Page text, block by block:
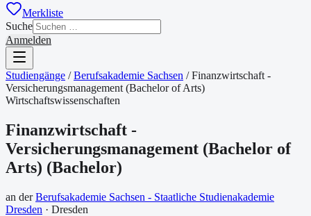
Merkliste
Suche
Anmelden
Studiengänge / Berufsakademie Sachsen /Finanzwirtschaft -
Versicherungsmanagement (Bachelor of Arts)
Wirtschaftswissenschaften
Finanzwirtschaft -
Versicherungsmanagement (Bachelor of
Arts) (Bachelor)
an derBerufsakademie Sachsen - Staatliche Studienakademie
Dresden · Dresden